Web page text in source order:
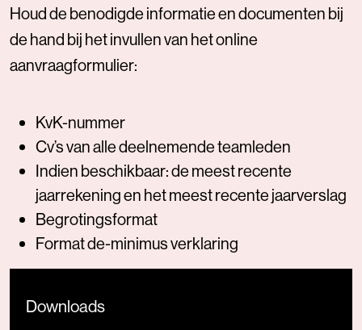
Houd de benodigde informatie en documenten bij
de hand bij het invullen van het online
aanvraagformulier:
KvK-nummer
Cv’s van alle deelnemende teamleden
Indien beschikbaar: de meest recente
jaarrekening en het meest recente jaarverslag
Begrotingsformat
Format de-minimus verklaring
Downloads